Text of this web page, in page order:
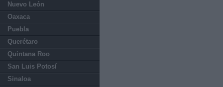
Nuevo León
Oaxaca
Puebla
Querétaro
Quintana Roo
San Luis Potosí
Sinaloa